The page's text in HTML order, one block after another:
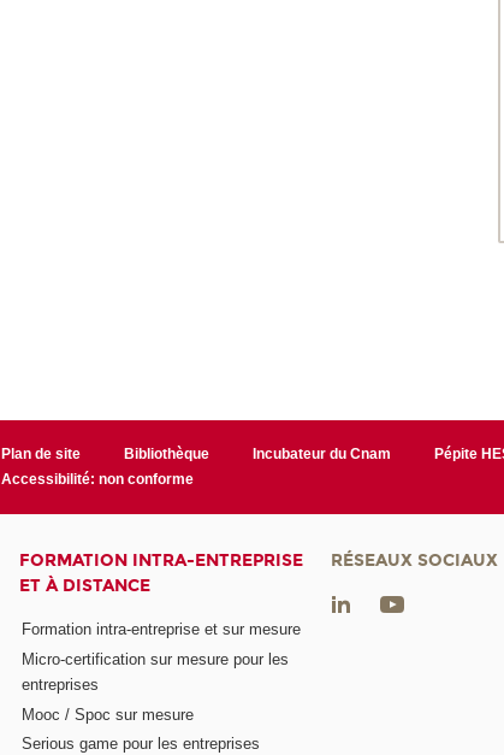
Plan de site Bibliothèque Incubateur du Cnam Pépite
Accessibilité: non conforme
FORMATION INTRA-ENTREPRISE
ET À DISTANCE
Formation intra-entreprise et sur mesure
Micro-certification sur mesure pour les
entreprises
Mooc / Spoc sur mesure
Serious game pour les entreprises
RÉSEAUX SOCIAUX